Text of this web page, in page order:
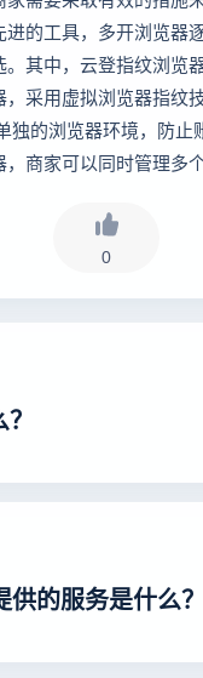
进的工具，多开浏览器
。其中，云登指纹浏览
，采用虚拟浏览器指纹
独的浏览器环境，防止
商家可以同时管理多个
0
的服务是什么？